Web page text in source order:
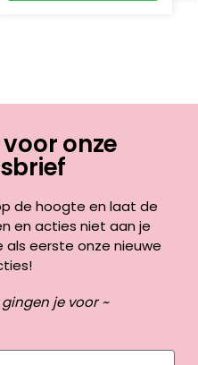
onze
de hoogte en laat de
en acties niet aan je
als eerste onze nieuwe
gingen je voor ~